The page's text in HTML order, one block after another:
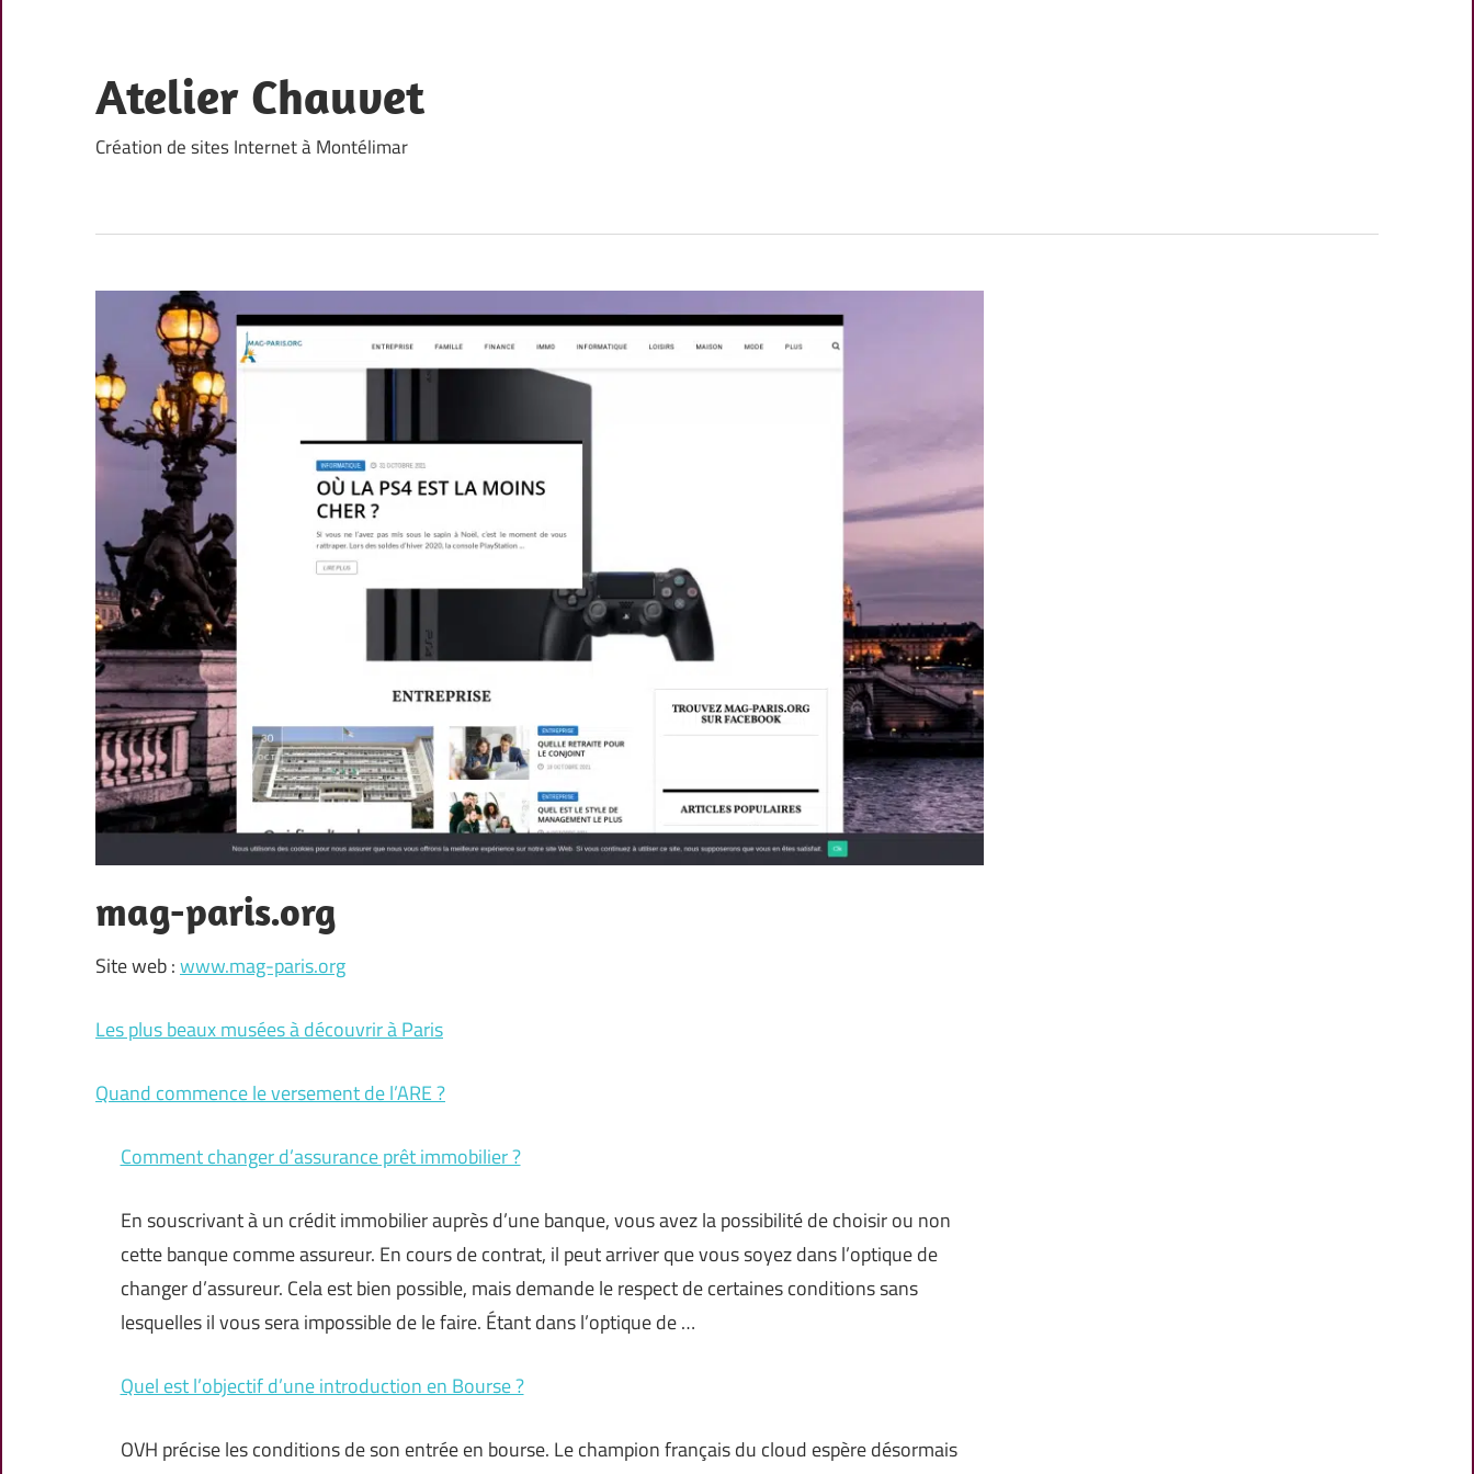
content
Atelier Chauvet
Création de sites Internet à Montélimar
mag-paris.org
Site web :www.mag-paris.org
Les plus beaux musées à découvrir à Paris
Quand commence le versement de l’ARE ?
Comment changer d’assurance prêt immobilier ?
En souscrivant à un crédit immobilier auprès d’une banque, vous avez la possibilité de choisir ou non
cette banque comme assureur. En cours de contrat, il peut arriver que vous soyez dans l’optique de
changer d’assureur. Cela est bien possible, mais demande le respect de certaines conditions sans
lesquelles il vous sera impossible de le faire. Étant dans l’optique de…
Quel est l’objectif d’une introduction en Bourse ?
OVH précise les conditions de son entrée en bourse. Le champion français du cloud espère désormais